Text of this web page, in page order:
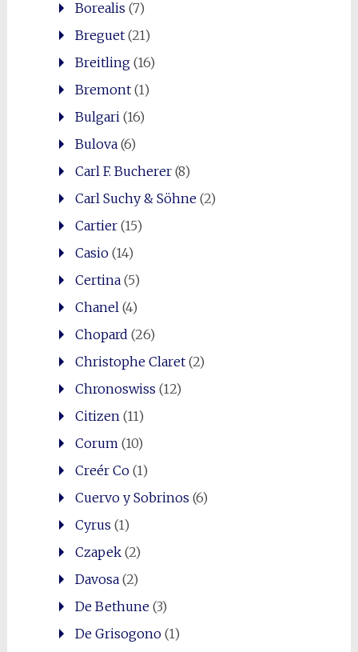
Borealis (7)
Breguet(21)
Breitling(16)
Bremont(1)
Bulgari(16)
Bulova(6)
Carl F. Bucherer(8)
Carl Suchy & Söhne(2)
Cartier(15)
Casio(14)
Certina(5)
Chanel(4)
Chopard (26)
Christophe Claret(2)
Chronoswiss (12)
Citizen(11)
Corum(10)
Creér Co(1)
Cuervo y Sobrinos (6)
Cyrus (1)
Czapek(2)
Davosa(2)
De Bethune(3)
De Grisogono(1)